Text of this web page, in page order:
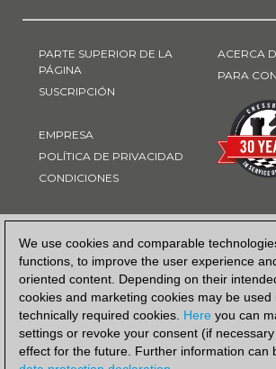
We use cookies and comparable
functions, to improve the user experience
oriented content. Depending on their
cookies and marketing cookies may be used
technically required cookies. Here you can
settings or revoke your consent (if
effect for the future. Further information can
PARTE SUPERIOR DE LA
PÁGINA
SUSCRIPCIÓN
EMPRESA
POLÍTICA DE PRIVACIDAD
CONDICIONES
ACERCA
PARA
FORMA DE PAGO